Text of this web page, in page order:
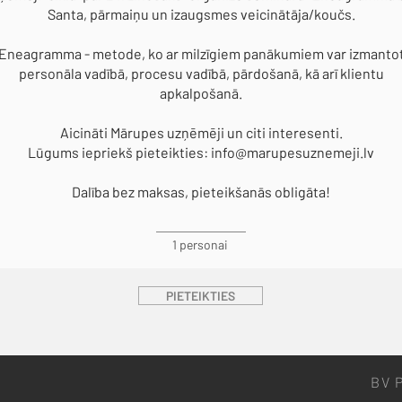
Santa, pārmaiņu un izaugsmes veicinātāja/koučs.
Eneagramma - metode, ko ar milzīgiem panākumiem var
personāla vadībā, procesu vadībā, pārdošanā, kā arī klientu
apkalpošanā.
Aicināti Mārupes uzņēmēji un citi interesenti.
Lūgums iepriekš pieteikties: info@marupesuznemeji.lv
Dalība bez maksas, pieteikšanās obligāta!
1 personai
PIETEIKTIES
BV